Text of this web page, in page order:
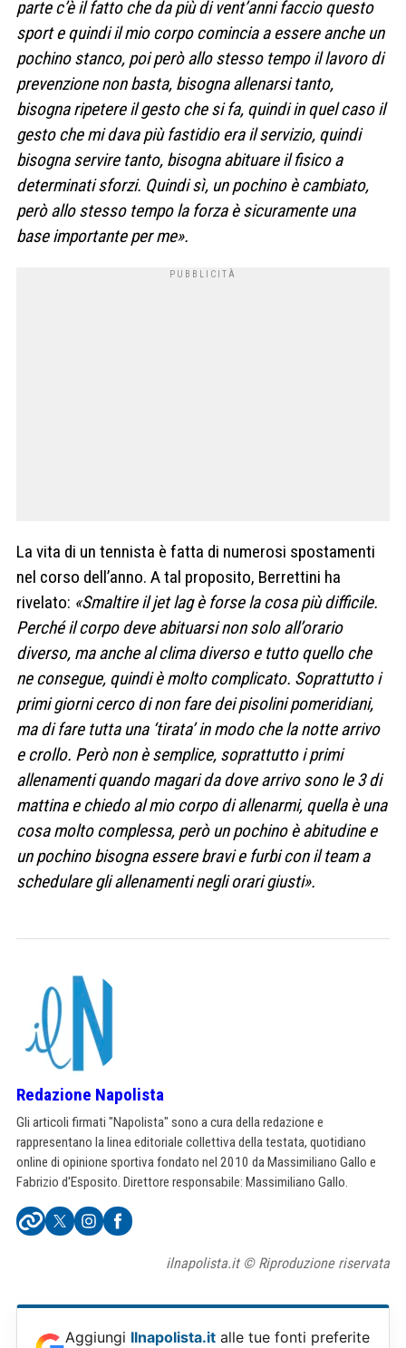
parte c’è il fatto che da più di vent’anni faccio questo
sport e quindi il mio corpo comincia a essere anche un
pochino stanco, poi però allo stesso tempo il lavoro di
prevenzione non basta, bisogna allenarsi tanto,
bisogna ripetere il gesto che si fa, quindi in quel caso il
gesto che mi dava più fastidio era il servizio, quindi
bisogna servire tanto, bisogna abituare il fisico a
determinati sforzi. Quindi sì, un pochino è cambiato,
però allo stesso tempo la forza è sicuramente una
base importante per me».
La vita di un tennista è fatta di numerosi spostamenti
nel corso dell’anno. A tal proposito, Berrettini ha
rivelato: «Smaltire il jet lag è forse la cosa più difficile.
Perché il corpo deve abituarsi non solo all’orario
diverso, ma anche al clima diverso e tutto quello che
ne consegue, quindi è molto complicato. Soprattutto i
primi giorni cerco di non fare dei pisolini pomeridiani,
ma di fare tutta una ‘tirata’ in modo che la notte arrivo
e crollo. Però non è semplice, soprattutto i primi
allenamenti quando magari da dove arrivo sono le 3 di
mattina e chiedo al mio corpo di allenarmi, quella è una
cosa molto complessa, però un pochino è abitudine e
un pochino bisogna essere bravi e furbi con il team a
schedulare gli allenamenti negli orari giusti».
Redazione Napolista
Gli articoli firmati "Napolista" sono a cura della redazione e
rappresentano la linea editoriale collettiva della testata, quotidiano
online di opinione sportiva fondato nel 2010 da Massimiliano Gallo e
Fabrizio d'Esposito. Direttore responsabile: Massimiliano Gallo.
ilnapolista.it © Riproduzione riservata
Aggiungi Ilnapolista.it alle tue fonti preferite